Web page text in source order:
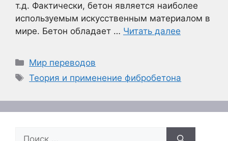
т.д. Фактически, бетон является наиболее
используемым искусственным материалом в
мире. Бетон обладает … Читать далее
Рубрики
Мир переводов
Метки
Теория и применение фибробетона
Поиск: